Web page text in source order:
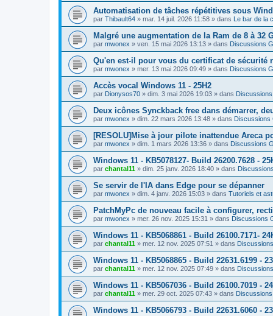
Automatisation de tâches répétitives sous
par Thibault64 » mar. 14 juil. 2026 11:58 » dans Le bar de la
Malgré une augmentation de la Ram de 8 à 32
par mwonex » ven. 15 mai 2026 13:13 » dans Discussions
Qu'en est-il pour vous du certificat de sécurité
par mwonex » mer. 13 mai 2026 09:49 » dans Discussions
Accès vocal Windows 11 - 25H2
par Dionysos70 » dim. 3 mai 2026 19:03 » dans
Deux icônes Synckback free dans démarrer,
par mwonex » dim. 22 mars 2026 13:48 » dans Discussions
[RESOLU]Mise à jour pilote inattendue Areca
par mwonex » dim. 1 mars 2026 13:36 » dans Discussions
Windows 11 - KB5078127- Build 26200.7628 -
par chantal11 » dim. 25 janv. 2026 18:40 » dans
Se servir de l'IA dans Edge pour se dépanner
par mwonex » dim. 4 janv. 2026 15:03 » dans Tutoriels et
PatchMyPc de nouveau facile à configurer,
par mwonex » mer. 26 nov. 2025 15:31 » dans Discussions
Windows 11 - KB5068861 - Build 26100.7171-
par chantal11 » mer. 12 nov. 2025 07:51 » dans
Windows 11 - KB5068865 - Build 22631.6199 -
par chantal11 » mer. 12 nov. 2025 07:49 » dans
Windows 11 - KB5067036 - Build 26100.7019 -
par chantal11 » mer. 29 oct. 2025 07:43 » dans
Windows 11 - KB5066793 - Build 22631.6060 -